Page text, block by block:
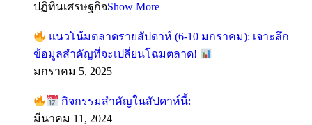
ปฏิทินเศรษฐกิจShow More
แนวโน้มตลาดรายสัปดาห์ (6-10 มกราคม): เจาะลึก
ข้อมูลสำคัญที่จะเปลี่ยนโฉมตลาด!
มกราคม 5, 2025
กิจกรรมสำคัญในสัปดาห์นี้:
มีนาคม 11, 2024